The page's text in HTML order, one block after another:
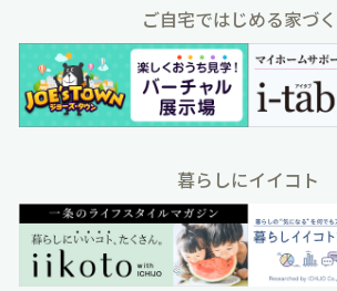
ご自宅ではじめる家づ
暮らしにイイコト